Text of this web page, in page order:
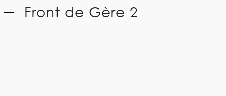
Front de Gère 2